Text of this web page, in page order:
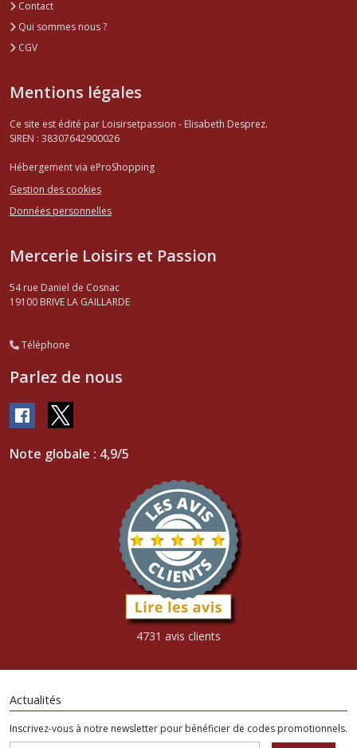
Contact
Qui sommes nous ?
CGV
Mentions légales
Ce site est édité par Loisirsetpassion - Elisabeth Desprez.
SIREN : 38307642900026
Hébergement via eProShopping
Gestion des cookies
Données personnelles
Mercerie Loisirs et Passion
54 rue Daniel de Cosnac
19100 BRIVE LA GAILLARDE
Téléphone
Parlez de nous
Note globale : 4,9/5
4731 avis clients
Actualités
Inscrivez-vous à notre newsletter pour bénéficier de codes promotionnels.